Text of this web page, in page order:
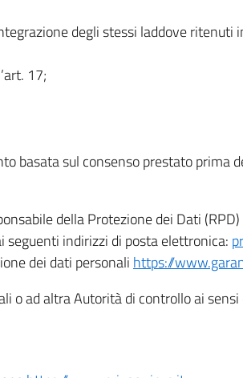
degli stessi laddove ritenuti
17;
basata sul consenso prestato prima
della Protezione dei Dati
indirizzi di posta elettronica:
dei dati personali https://
o ad altra Autorità di controllo ai sensi